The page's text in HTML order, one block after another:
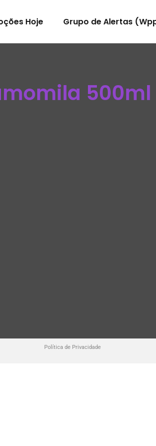
Hoje Grupo de Alertas
500ml
Política de Privacidade